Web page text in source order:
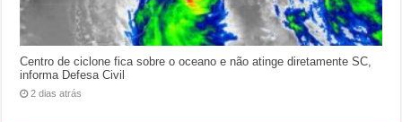
Centro de ciclone fica sobre o oceano e não atinge diretamente SC,
informa Defesa Civil
2 dias atrás